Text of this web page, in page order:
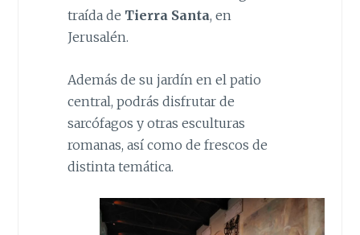
traída de Tierra Santa, en
Jerusalén.
Además de su jardín en el patio
central, podrás disfrutar de
sarcófagos y otras esculturas
romanas, así como de frescos de
distinta temática.